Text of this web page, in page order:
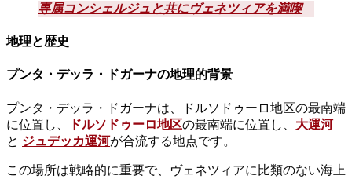
専属コンシェルジュと共にヴェネツィアを満喫
地理と歴史
プンタ・デッラ・ドガーナの地理的背景
プンタ・デッラ・ドガーナは、ドルソドゥーロ地区の最南端
に位置し、
ドルソドゥーロ地区の最南端に位置し、 大運河
と ジュデッカ運河が合流する地点です。
この場所は戦略的に重要で、ヴェネツィアに比類のない海上